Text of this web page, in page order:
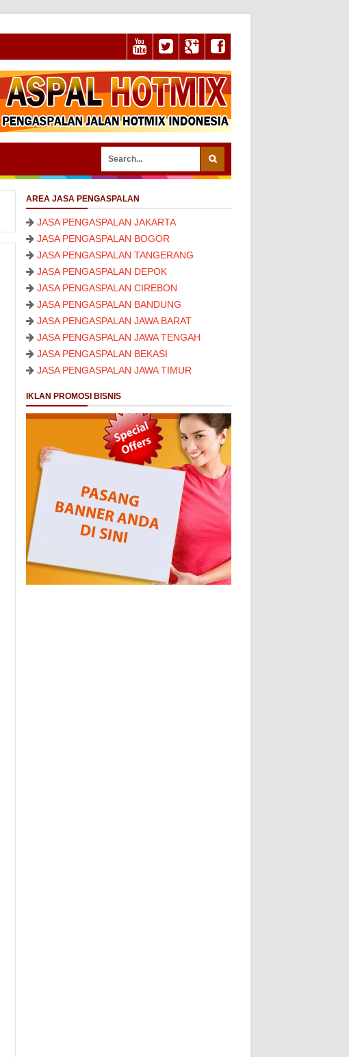
AREA JASA PENGASPALAN
JASA PENGASPALAN JAKARTA
JASA PENGASPALAN BOGOR
JASA PENGASPALAN TANGERANG
JASA PENGASPALAN DEPOK
JASA PENGASPALAN CIREBON
JASA PENGASPALAN BANDUNG
JASA PENGASPALAN JAWA BARAT
JASA PENGASPALAN JAWA TENGAH
JASA PENGASPALAN BEKASI
JASA PENGASPALAN JAWA TIMUR
IKLAN PROMOSI BISNIS